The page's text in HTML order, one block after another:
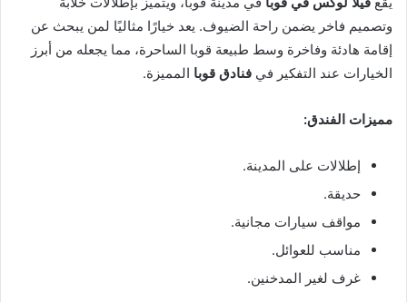
وتصميم فاخر يضمن راحة الضيوف. يعد خيارًا مثاليًا لمن يبحث عن
إقامة هادئة وفاخرة وسط طبيعة قوبا الساحرة، مما يجعله من أبرز
الخيارات عند التفكير في فنادق قوبا المميزة.
مميزات الفندق:
إطلالات على المدينة.
حديقة.
مواقف سيارات مجانية.
مناسب للعوائل.
غرف لغير المدخنين.